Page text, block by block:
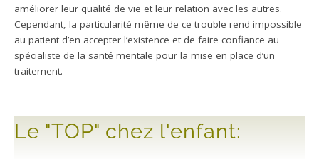
améliorer leur qualité de vie et leur relation avec les autres.
Cependant, la particularité même de ce trouble rend impossible
au patient d’en accepter l’existence et de faire confiance au
spécialiste de la santé mentale pour la mise en place d’un
traitement.
Le "TOP" chez l'enfant: